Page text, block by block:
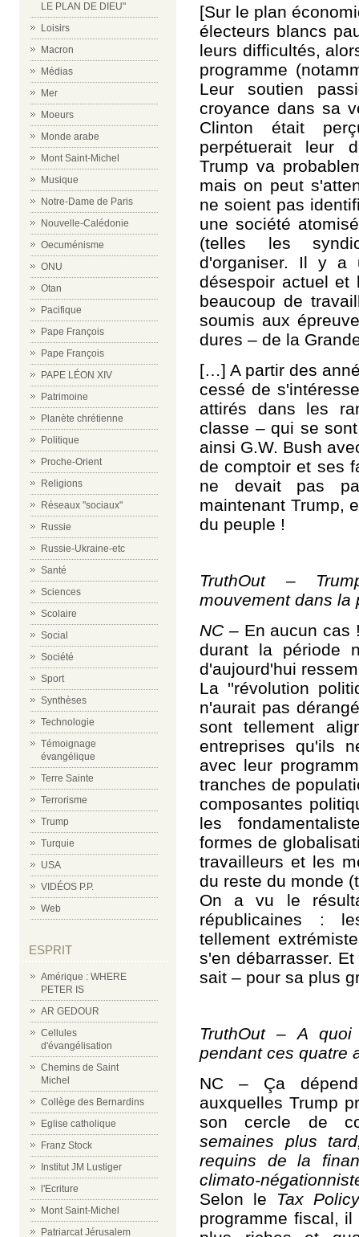
LE PLAN DE DIEU"
Loisirs
Macron
Médias
Mer
Moeurs
Monde arabe
Mont Saint-Michel
Musique
Notre-Dame de Paris
Nouvelle-Calédonie
Oecuménisme
ONU
Otan
Pacifique
Pape François
Pape François
PAPE LÉON XIV
Patrimoine
Planète chrétienne
Politique
Proche-Orient
Religions
Réseaux "sociaux"
Russie
Russie-Ukraine-etc
Santé
Sciences
Scolaire
Social
Société
Sport
Synthèses
Technologie
Témoignage
évangélique
Terre Sainte
Terrorisme
Trump
Turquie
USA
VIDÉOS P.P.
Web
ESPRIT
Amérique : WHERE
PETER IS
AR GEDOUR
Cellules
d'évangélisation
Chemins de Saint
Michel
Collège des Bernardins
Eglise catholique
Franz Stock
Institut JM Lustiger
l'Ecriture
Mont Saint-Michel
Patriarcat Jérusalem
[Sur le plan
électeurs blancs
leurs difficultés,
programme
Leur soutien
croyance dans sa
Clinton était
perpétuerait leur
Trump va
mais on peut
ne soient pas
une société
(telles les
d'organiser. Il y a
désespoir actuel et
beaucoup de
soumis aux
dures – de la
[…] A partir des
cessé de
attirés dans les
classe – qui se
ainsi G.W. Bush
de comptoir et ses
ne devait pas
maintenant Trump,
du peuple !
TruthOut –
mouvement dans la
NC – En aucun cas
durant la période
d'aujourd'hui
La ''révolution
n'aurait pas dérangé
sont tellement
entreprises qu'ils
avec leur
tranches de
composantes
les
formes de
travailleurs et les
du reste du monde
On a vu le
républicaines :
tellement
s'en débarrasser.
sait – pour sa plus
TruthOut – A
pendant ces quatre
NC – Ça
auxquelles Trump
son cercle de
semaines plus
requins de la
climato-
Selon le Tax
programme fiscal,